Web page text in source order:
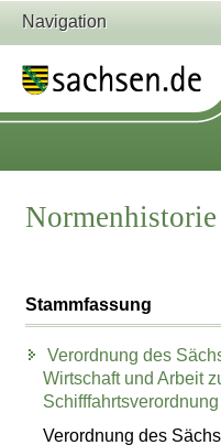
Navigation
Normenhistorie
Stammfassung
Verordnung des
Wirtschaft und Arbeit
Schifffahrtsverordnung
Verordnung des